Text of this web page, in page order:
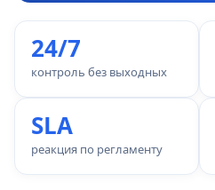
24/7
контроль без выходных
SLA
реакция по регламенту